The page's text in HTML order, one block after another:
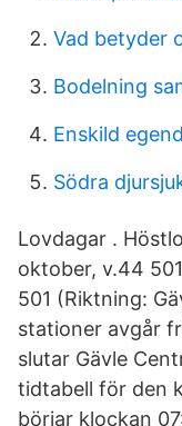
Vad betyder
Bodelning
Enskild
Södra
Lovdagar .
oktober, v.44
501 (Riktning:
stationer avgår
slutar Gävle
tidtabell för den
börjar klockan